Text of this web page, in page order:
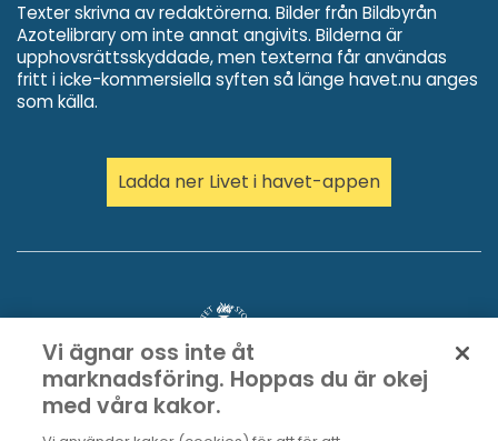
Texter skrivna av redaktörerna. Bilder från Bildbyrån
Azotelibrary om inte annat angivits. Bilderna är
upphovsrättsskyddade, men texterna får användas
fritt i icke-kommersiella syften så länge havet.nu anges
som källa.
Ladda ner Livet i havet-appen
Vi ägnar oss inte åt
marknadsföring. Hoppas du är okej
med våra kakor.